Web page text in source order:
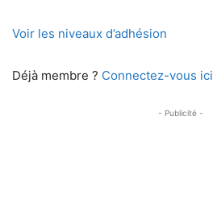
Voir les niveaux d’adhésion
Déjà membre ? Connectez-vous ici
- Publicité -